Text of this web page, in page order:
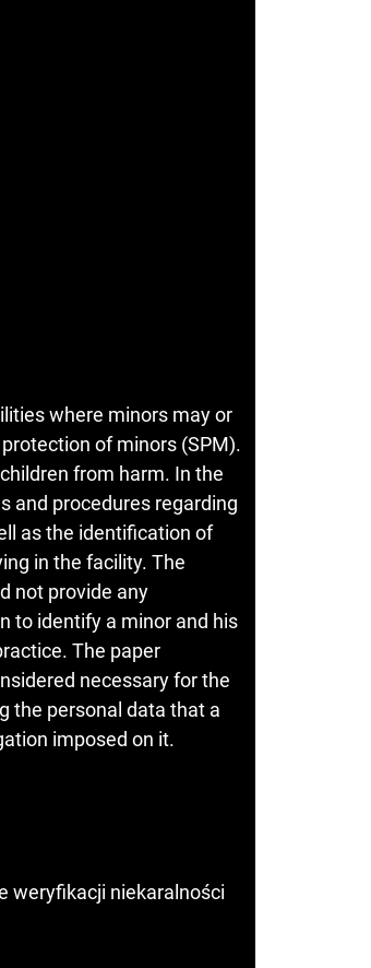
where minors may or
of minors (SPM).
from harm. In the
and procedures regarding
as the identification of
in the facility. The
not provide any
to identify a minor and his
The paper
necessary for the
the personal data that a
imposed on it.
weryfikacji niekaralności